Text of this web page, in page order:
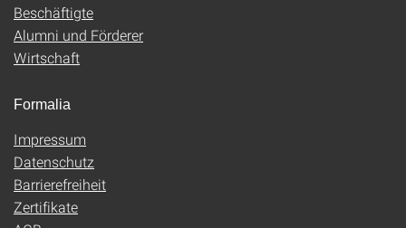
Beschäftigte
Alumni und Förderer
Wirtschaft
Formalia
Impressum
Datenschutz
Barrierefreiheit
Zertifikate